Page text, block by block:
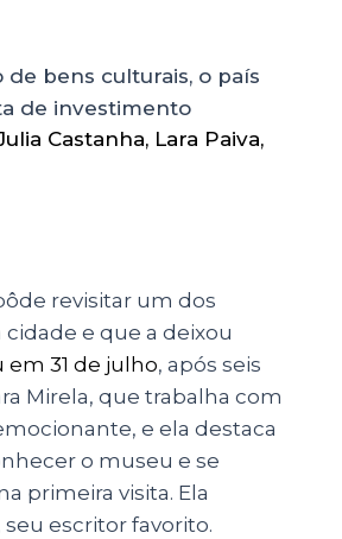
bens culturais, o país
de investimento
Castanha, Lara Paiva,
revisitar um dos
e que a deixou
31 de julho, após seis
Mirela, que trabalha com
e ela destaca
o museu e se
primeira visita. Ela
escritor favorito.